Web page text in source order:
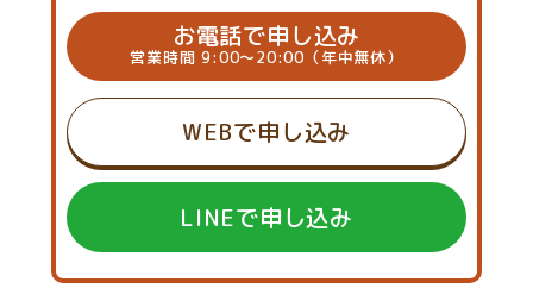
お電話で申し込み
営業時間 9:00～20:00（年中無休）
WEBで申し込み
LINEで申し込み